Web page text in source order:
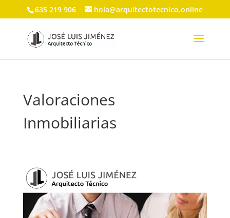
635 219 906 hola@arquitectotecnico.online
Valoraciones
Inmobiliarias